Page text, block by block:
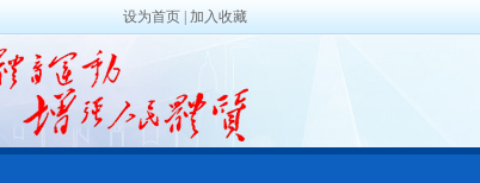
设为首页 加入收藏